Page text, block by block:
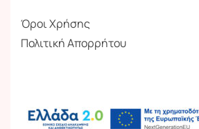
Όροι Χρήσης
Πολιτική Απορρήτου